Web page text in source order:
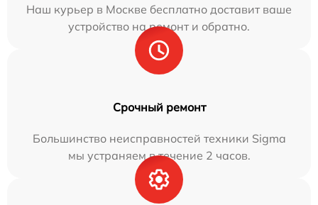
Наш курьер в Москве бесплатно доставит ваше
устройство на ремонт и обратно.
Срочный ремонт
Большинство неисправностей техники Sigma
мы устраняем в течение 2 часов.